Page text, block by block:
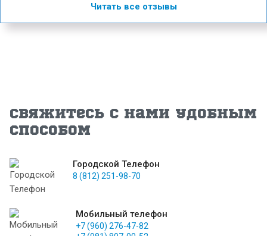
Читать все отзывы
Свяжитесь с нами удобным
способом
Городской Телефон
8 (812) 251-98-70
Мобильный телефон
+7 (960) 276-47-82